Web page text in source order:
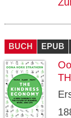
BUCH EPUB